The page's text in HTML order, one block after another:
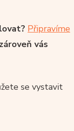
Připravíme
vás
se vystavit